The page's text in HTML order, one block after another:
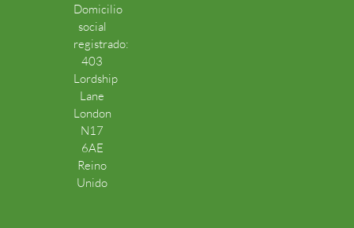
Domicilio
social
registrado:
403
Lordship
Lane
London
N17
6AE
Reino
Unido